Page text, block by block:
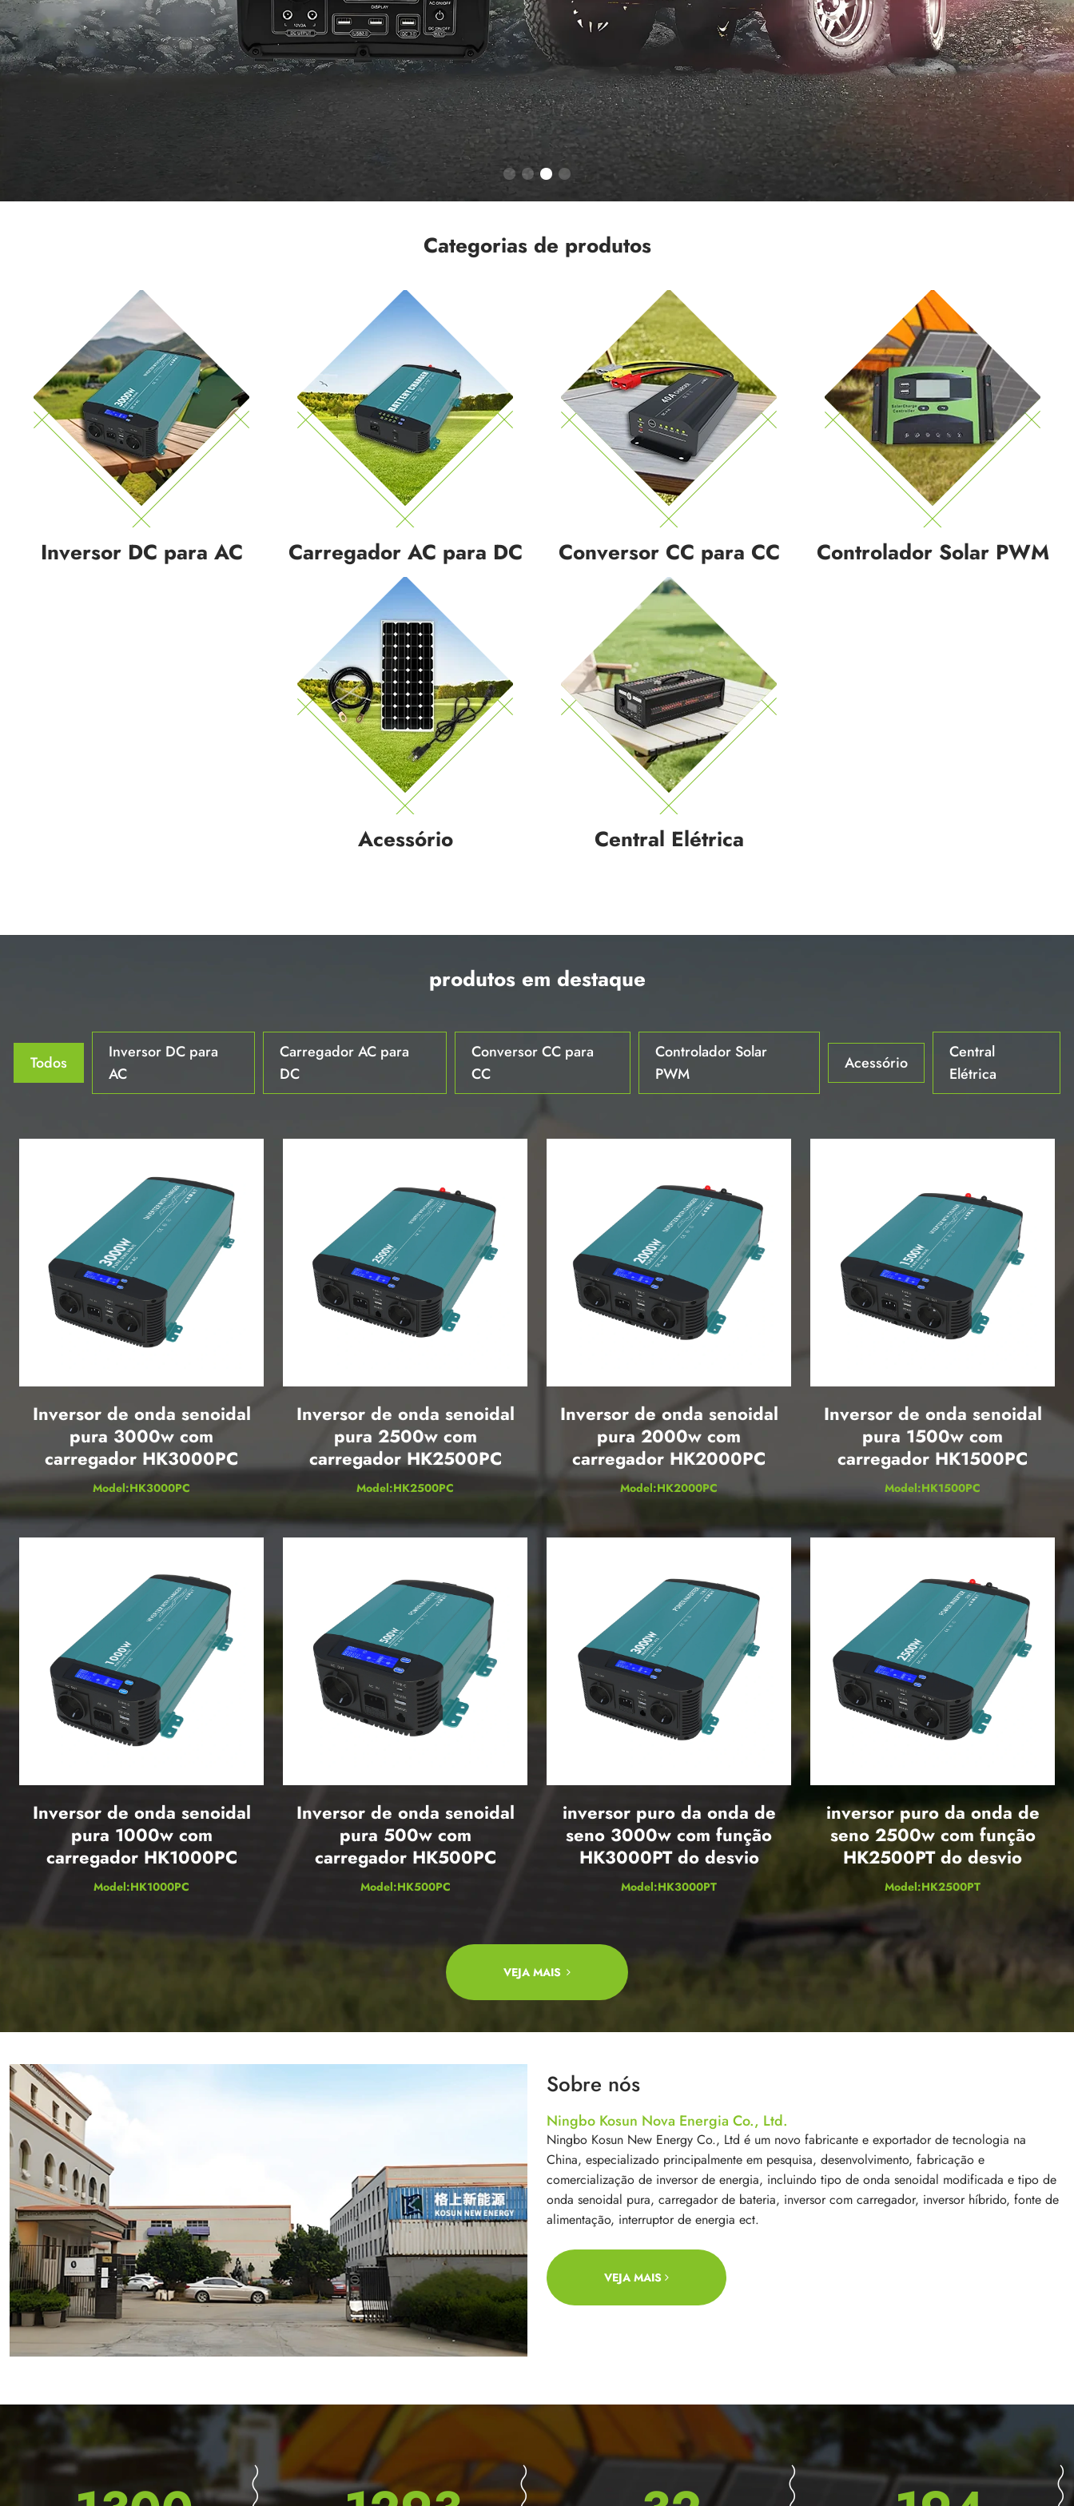
Categorias de produtos
Inversor DC para AC Carregador AC para DC Conversor CC para CC Controlador Solar PWM
Acessório Central Elétrica
produtos em destaque
Todos
Inversor DC para
AC
Carregador AC para
DC
Conversor CC para
CC
Controlador Solar
PWM
Acessório
Central
Elétrica
Inversor de onda senoidal
pura 3000w com
carregador HK3000PC
Model:HK3000PC
Inversor de onda senoidal
pura 2500w com
carregador HK2500PC
Model:HK2500PC
Inversor de onda senoidal
pura 2000w com
carregador HK2000PC
Model:HK2000PC
Inversor de onda senoidal
pura 1500w com
carregador HK1500PC
Model:HK1500PC
Inversor de onda senoidal
pura 1000w com
carregador HK1000PC
Model:HK1000PC
Inversor de onda senoidal
pura 500w com
carregador HK500PC
Model:HK500PC
inversor puro da onda de
seno 3000w com função
HK3000PT do desvio
Model:HK3000PT
inversor puro da onda de
seno 2500w com função
HK2500PT do desvio
Model:HK2500PT
VEJA MAIS
Sobre nós
Ningbo Kosun Nova Energia Co., Ltd.
Ningbo Kosun New Energy Co., Ltd é um novo fabricante e exportador de tecnologia na
China, especializado principalmente em pesquisa, desenvolvimento, fabricação e
comercialização de inversor de energia, incluindo tipo de onda senoidal modificada e tipo de
onda senoidal pura, carregador de bateria, inversor com carregador, inversor híbrido, fonte de
alimentação, interruptor de energia ect.
VEJA MAIS